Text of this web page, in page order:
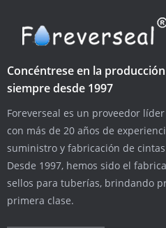
Concéntrese en la
siempre desde 1997
Foreverseal es un proveedor
con más de 20 años de
suministro y fabricación de cintas
Desde 1997, hemos sido el
sellos para tuberías, brindando
primera clase.